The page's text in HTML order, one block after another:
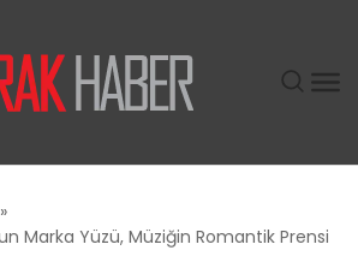
Marka Yüzü, Müziğin Romantik Prensi